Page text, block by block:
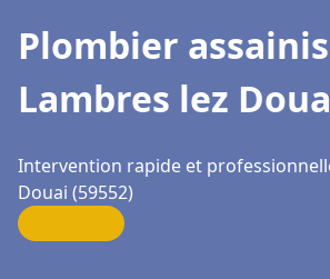
Plombier
Lambres lez
Intervention rapide et
Douai (59552)